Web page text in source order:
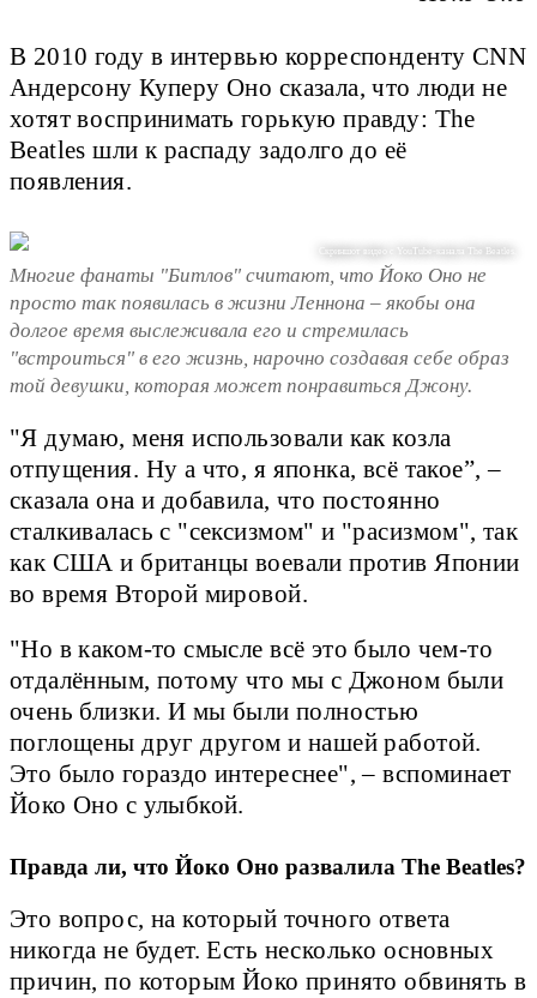
В 2010 году в интервью корреспонденту CNN
Андерсону Куперу Оно сказала, что люди не
хотят воспринимать горькую правду: The
Beatles шли к распаду задолго до её
появления.
Скриншот видео с YouTube-канала The Beatles.
Многие фанаты "Битлов" считают, что Йоко Оно не
просто так появилась в жизни Леннона – якобы она
долгое время выслеживала его и стремилась
"встроиться" в его жизнь, нарочно создавая себе образ
той девушки, которая может понравиться Джону.
"Я думаю, меня использовали как козла
отпущения. Ну а что, я японка, всё такое”, –
сказала она и добавила, что постоянно
сталкивалась с "сексизмом" и "расизмом", так
как США и британцы воевали против Японии
во время Второй мировой.
"Но в каком-то смысле всё это было чем-то
отдалённым, потому что мы с Джоном были
очень близки. И мы были полностью
поглощены друг другом и нашей работой.
Это было гораздо интереснее", – вспоминает
Йоко Оно с улыбкой.
Правда ли, что Йоко Оно развалила The Beatles?
Это вопрос, на который точного ответа
никогда не будет. Есть несколько основных
причин, по которым Йоко принято обвинять в